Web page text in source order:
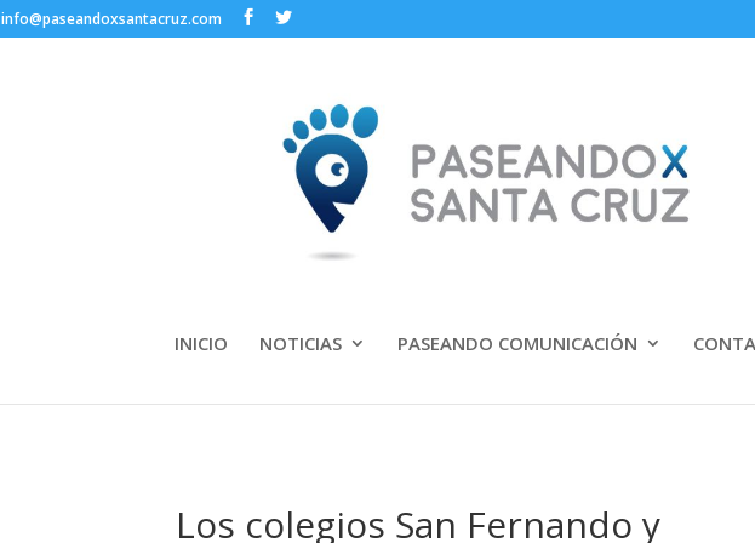
info@paseandoxsantacruz.com
INICIO NOTICIAS PASEANDO COMUNICACIÓN
Los colegios San Fernando y